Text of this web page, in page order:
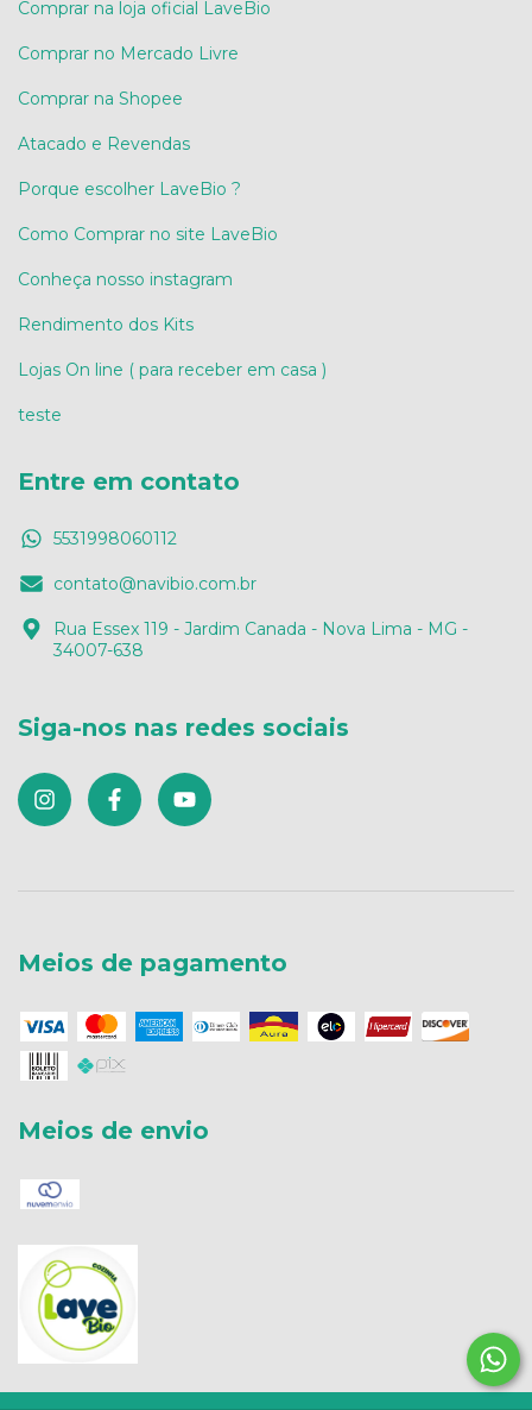
Comprar na loja oficial LaveBio
Comprar no Mercado Livre
Comprar na Shopee
Atacado e Revendas
Porque escolher LaveBio ?
Como Comprar no site LaveBio
Conheça nosso instagram
Rendimento dos Kits
Lojas On line ( para receber em casa )
teste
Entre em contato
5531998060112
contato@navibio.com.br
Rua Essex 119 - Jardim Canada - Nova Lima - MG -
34007-638
Siga-nos nas redes sociais
Meios de pagamento
Meios de envio